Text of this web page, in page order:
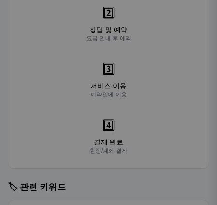
2️⃣
상담 및 예약
요금 안내 후 예약
3️⃣
서비스 이용
예약일에 이용
4️⃣
결제 완료
현장/계좌 결제
🏷️ 관련 키워드